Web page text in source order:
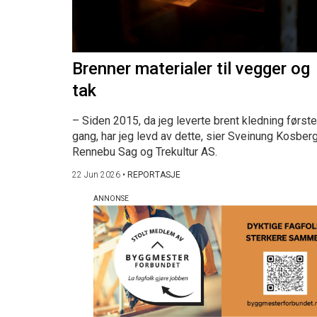
Brenner materialer til vegger og
tak
– Siden 2015, da jeg leverte brent kledning første
gang, har jeg levd av dette, sier Sveinung
Rennebu Sag og Trekultur AS.
22 Jun 2026 • REPORTASJE